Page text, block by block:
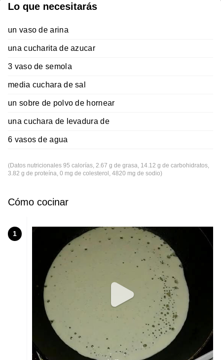
Lo que necesitarás
un vaso de arina
una cucharita de azucar
3 vaso de semola
media cuchara de sal
un sobre de polvo de hornear
una cuchara de levadura de
6 vasos de agua
(Datos nutricionales 95 calorías, 2.67 g de grasa, 14.12 g de carbohidratos,
3.82 g de proteína, 0 mg de colesterol, 4820 mg de sodio)
Cómo cocinar
1